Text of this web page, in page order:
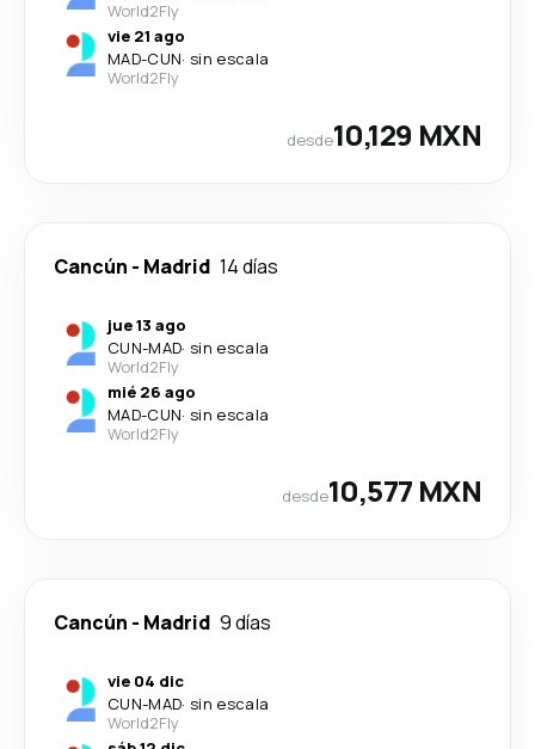
World2Fly
vie 21 ago
MAD-CUN· sin escala
World2Fly
desde10,129 MXN
Cancún - Madrid 14 días
jue 13 ago
CUN-MAD· sin escala
World2Fly
mié 26 ago
MAD-CUN· sin escala
World2Fly
desde10,577 MXN
Cancún - Madrid 9 días
vie 04 dic
CUN-MAD· sin escala
World2Fly